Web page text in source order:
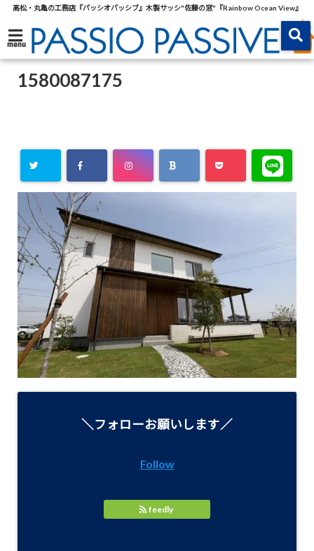
高松・丸亀の工務店『パッシオパッシブ』木製サッシ"佐藤の窓"『Rainbow Ocean View』
menu
1580087175
＼フォローお願いします／
Follow
feedly